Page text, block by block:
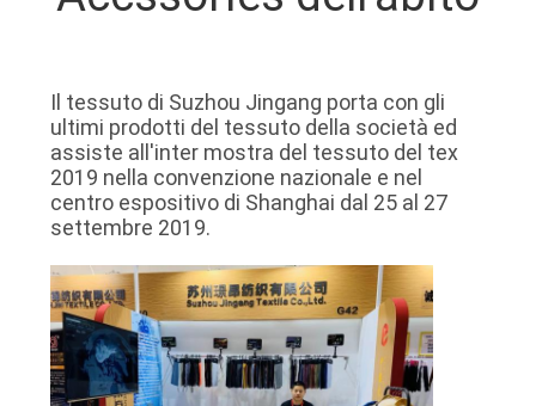
COMPANY
NEWS
MAPPA
DEL
SITO
Il tessuto di Suzhou Jingang porta con gli
ultimi prodotti del tessuto della società ed
assiste all'inter mostra del tessuto del tex
2019 nella convenzione nazionale e nel
centro espositivo di Shanghai dal 25 al 27
settembre 2019.